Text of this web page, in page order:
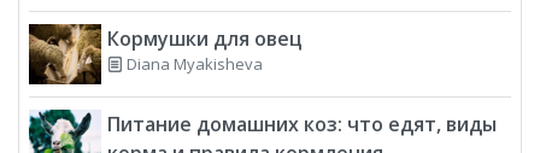
Кормушки для овец
Diana Myakisheva
Питание домашних коз: что едят, виды